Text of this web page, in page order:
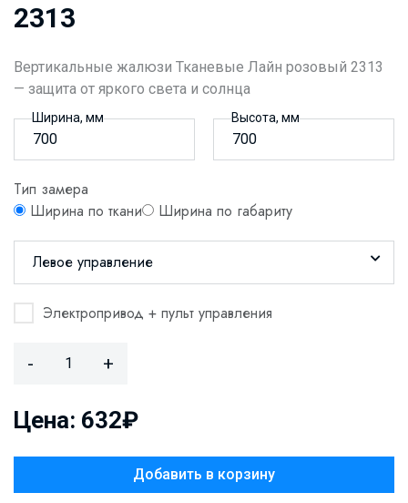
2313
Вертикальные жалюзи Тканевые Лайн розовый 2313
— защита от яркого света и солнца
Ширина, мм Высота, мм
Тип замера
Ширина по ткани
Ширина по габариту
Левое управление
Электропривод + пульт управления
- +
Цена: 632₽
Добавить в корзину